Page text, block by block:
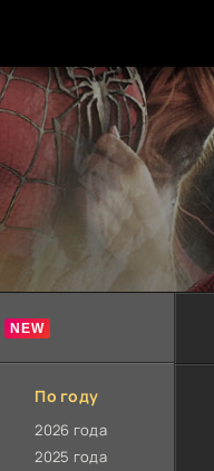
По году
2026 года
2025 года